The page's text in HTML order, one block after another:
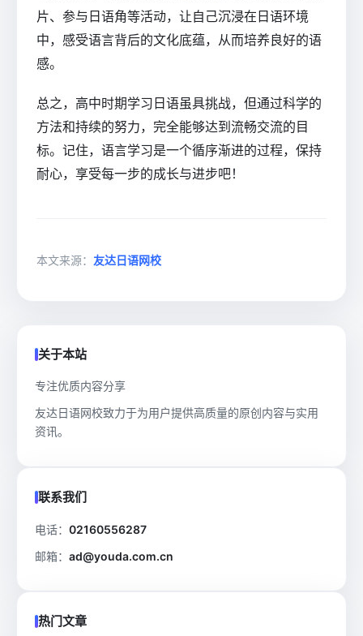
片、参与日语角等活动，让自己沉浸在日语环境
中，感受语言背后的文化底蕴，从而培养良好的语
感。
总之，高中时期学习日语虽具挑战，但通过科学的
方法和持续的努力，完全能够达到流畅交流的目
标。记住，语言学习是一个循序渐进的过程，保持
耐心，享受每一步的成长与进步吧！
本文来源： 友达日语网校
关于本站
专注优质内容分享
友达日语网校致力于为用户提供高质量的原创内容与实用
资讯。
联系我们
电话： 02160556287
邮箱： ad@youda.com.cn
热门文章